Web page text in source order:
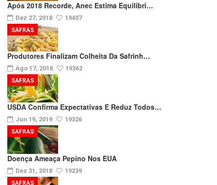
Após 2018 Recorde, Anec Estima Equilíbri…
Dez 27, 2018 19407
Produtores Finalizam Colheita Da Safrinh…
Ago 17, 2018 19362
SAFRAS
USDA Confirma Expectativas E Reduz Todos…
Jun 19, 2019 19326
SAFRAS
Doença Ameaça Pepino Nos EUA
Dez 31, 2018 19239
SAFRAS
SAFRAS